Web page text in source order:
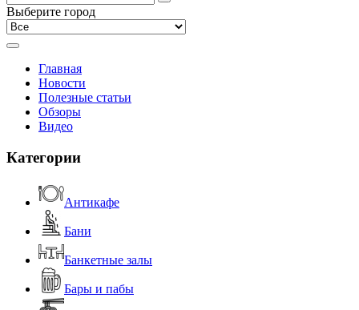
Выберите город
Главная
Новости
Полезные статьи
Обзоры
Видео
Категории
Антикафе
Бани
Банкетные залы
Бары и пабы